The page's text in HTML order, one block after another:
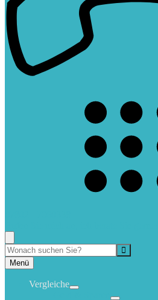
Menü
Vergleiche